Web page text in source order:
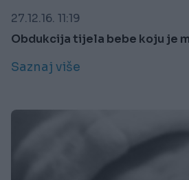
27.12.16. 11:19
Obdukcija tijela bebe koju je
Saznaj više